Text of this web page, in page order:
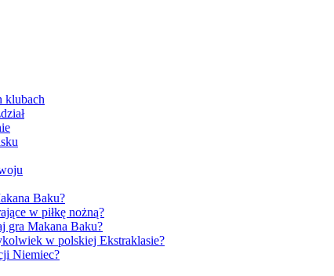
klubach
Baku?
w piłkę nożną?
gra Makana Baku?
w polskiej Ekstraklasie?
Niemiec?